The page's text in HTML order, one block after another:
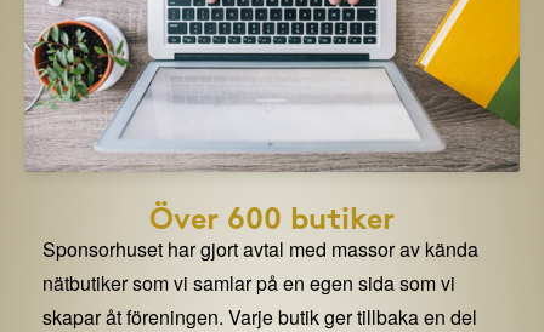
Över 600 butiker
Sponsorhuset har gjort avtal med massor av kända
nätbutiker som vi samlar på en egen sida som vi
skapar åt föreningen. Varje butik ger tillbaka en del